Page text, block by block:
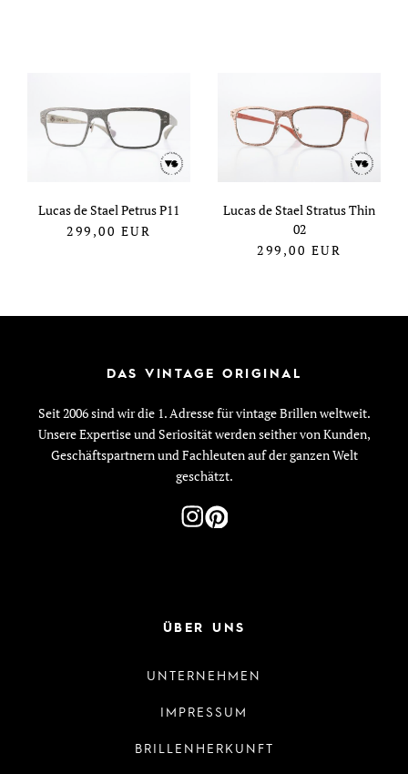
Lucas de Stael Petrus P11
299,00 EUR
Lucas de Stael Stratus Thin
02
299,00 EUR
DAS VINTAGE ORIGINAL
Seit 2006 sind wir die 1. Adresse für vintage Brillen weltweit.
Unsere Expertise und Seriosität werden seither von Kunden,
Geschäftspartnern und Fachleuten auf der ganzen Welt
geschätzt.
ÜBER UNS
UNTERNEHMEN
IMPRESSUM
BRILLENHERKUNFT